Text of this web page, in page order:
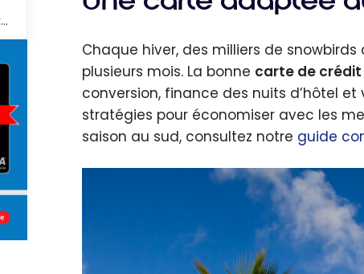
Chaque hiver, des milliers de
plusieurs mois. La bonne carte de crédit
conversion, finance des nuits d’hôtel
stratégies pour économiser avec les
saison au sud, consultez notre guide
Questions Fréquentes sur les meilleures cartes de crédit pour les snowbirds